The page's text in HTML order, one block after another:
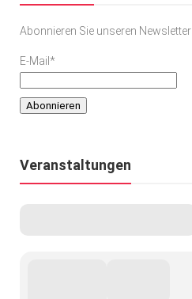
Abonnieren Sie unseren Newsletter
E-Mail*
Veranstaltungen